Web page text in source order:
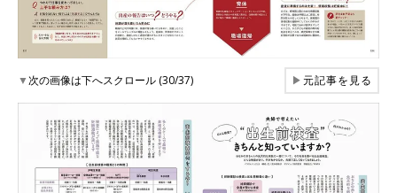
▼次の画像は下へスクロール (30/37) ▶元記事を見る